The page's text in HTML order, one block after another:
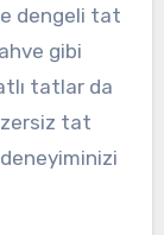
dengeli tat
gibi
tatlar da
tat